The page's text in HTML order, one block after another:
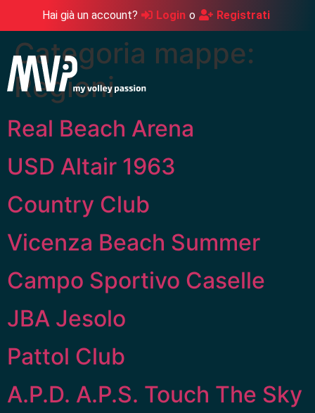
Hai già un account? Login o Registrati
Categoria mappe:
Regioni
Real Beach Arena
USD Altair 1963
Country Club
Vicenza Beach Summer
Campo Sportivo Caselle
JBA Jesolo
Pattol Club
A.P.D. A.P.S. Touch The Sky